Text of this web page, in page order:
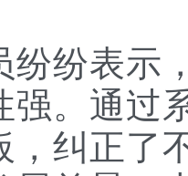
纷纷表示
强。通过
，纠正了